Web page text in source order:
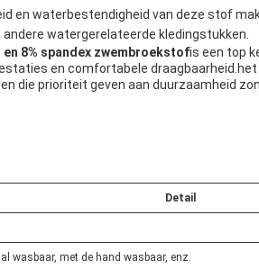
en waterbestendigheid van deze stof
watergerelateerde kledingstukken.
8% spandex zwembroekstofis een top
en comfortabele
die prioriteit geven aan duurzaamheid
Detail
wasbaar, met de hand wasbaar, enz.